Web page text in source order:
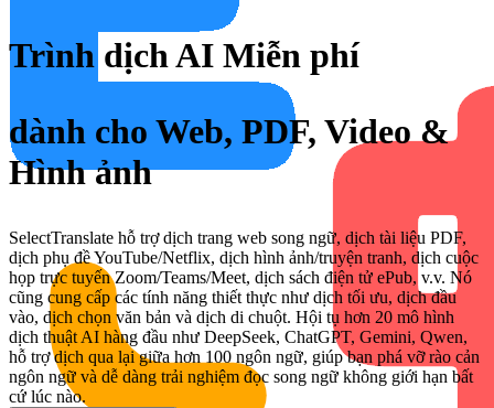
Trình dịch AI Miễn phí
dành cho Web, PDF, Video &
Hình ảnh
SelectTranslate hỗ trợ dịch trang web song ngữ, dịch tài liệu PDF,
dịch phụ đề YouTube/Netflix, dịch hình ảnh/truyện tranh, dịch cuộc
họp trực tuyến Zoom/Teams/Meet, dịch sách điện tử ePub, v.v. Nó
cũng cung cấp các tính năng thiết thực như dịch tối ưu, dịch đầu
vào, dịch chọn văn bản và dịch di chuột. Hội tụ hơn 20 mô hình
dịch thuật AI hàng đầu như DeepSeek, ChatGPT, Gemini, Qwen,
hỗ trợ dịch qua lại giữa hơn 100 ngôn ngữ, giúp bạn phá vỡ rào cản
ngôn ngữ và dễ dàng trải nghiệm đọc song ngữ không giới hạn bất
cứ lúc nào.